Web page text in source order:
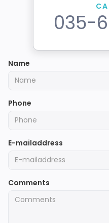
035-
Name
Phone
E-mailaddress
Comments